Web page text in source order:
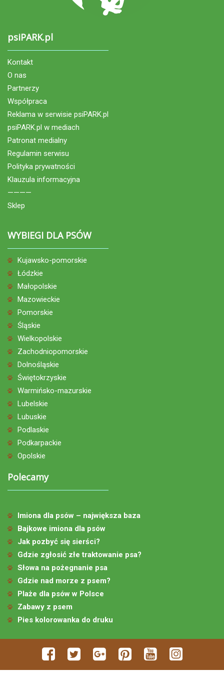
psiPARK.pl
Kontakt
O nas
Partnerzy
Współpraca
Reklama w serwisie psiPARK.pl
psiPARK.pl w mediach
Patronat medialny
Regulamin serwisu
Polityka prywatności
Klauzula informacyjna
————
Sklep
WYBIEGI DLA PSÓW
Kujawsko-pomorskie
Łódzkie
Małopolskie
Mazowieckie
Pomorskie
Śląskie
Wielkopolskie
Zachodniopomorskie
Dolnośląskie
Świętokrzyskie
Warmińsko-mazurskie
Lubelskie
Lubuskie
Podlaskie
Podkarpackie
Opolskie
Polecamy
Imiona dla psów – największa baza
Bajkowe imiona dla psów
Jak pozbyć się sierści?
Gdzie zgłosić złe traktowanie psa?
Słowa na pożegnanie psa
Gdzie nad morze z psem?
Plaże dla psów w Polsce
Zabawy z psem
Pies kolorowanka do druku